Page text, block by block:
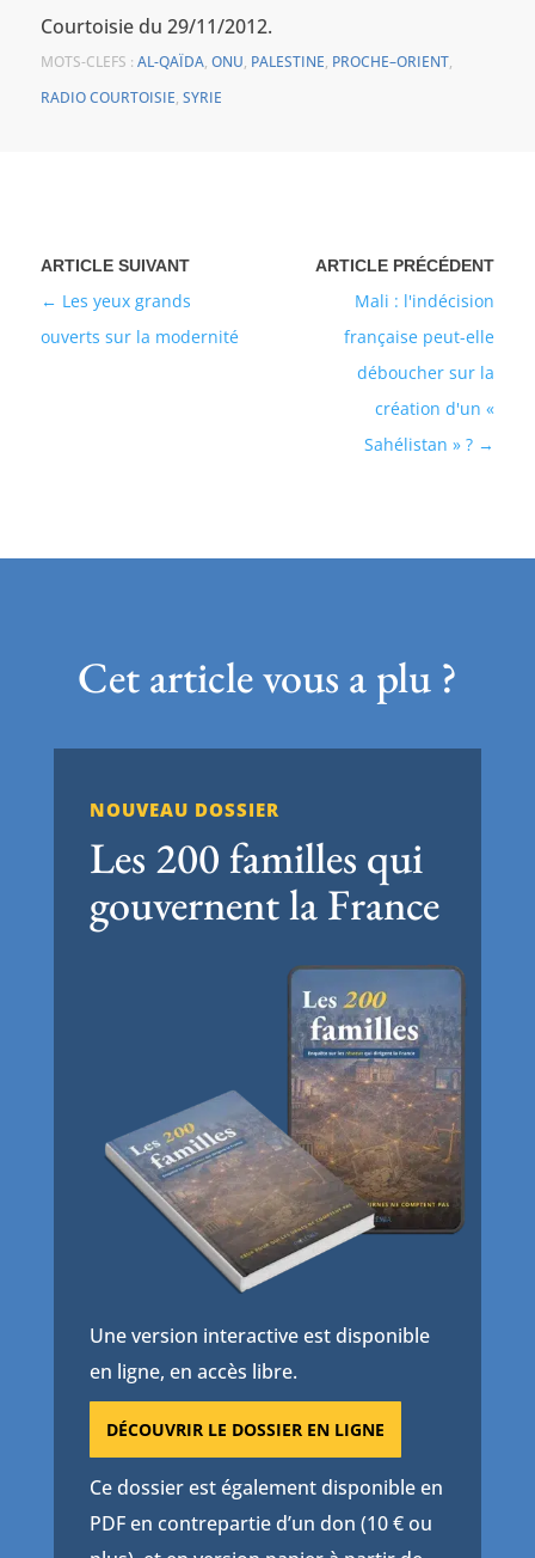
Courtoisie du 29/11/2012.
MOTS-CLEFS : AL-QAÏDA, ONU, PALESTINE, PROCHE–ORIENT,
RADIO COURTOISIE, SYRIE
Mali : l'indécision
française peut-elle
déboucher sur la
création d'un «
Sahélistan » ?
Les yeux grands
ouverts sur la modernité
Cet article vous a plu ?
NOUVEAU DOSSIER
Les 200 familles qui
gouvernent la France
Une version interactive est disponible
en ligne, en accès libre.
DÉCOUVRIR LE DOSSIER EN LIGNE
Ce dossier est également disponible en
PDF en contrepartie d’un don (10 € ou